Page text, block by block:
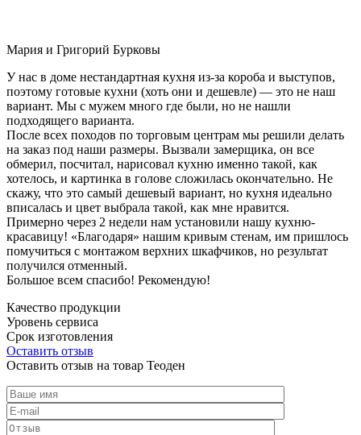
Мария и Григорий Бурковы
У нас в доме нестандартная кухня из-за короба и выступов,
поэтому готовые кухни (хоть они и дешевле) — это не наш
вариант. Мы с мужем много где были, но не нашли
подходящего варианта.
После всех походов по торговым центрам мы решили делать
на заказ под наши размеры. Вызвали замерщика, он все
обмерил, посчитал, нарисовал кухню именно такой, как
хотелось, и картинка в голове сложилась окончательно. Не
скажу, что это самый дешевый вариант, но кухня идеально
вписалась и цвет выбрала такой, как мне нравится.
Примерно через 2 недели нам установили нашу кухню-
красавицу! «Благодаря» нашим кривым стенам, им пришлось
помучиться с монтажом верхних шкафчиков, но результат
получился отменный.
Большое всем спасибо! Рекомендую!
Качество продукции
Уровень сервиса
Срок изготовления
Оставить отзыв
Оставить отзыв на товар Теоден